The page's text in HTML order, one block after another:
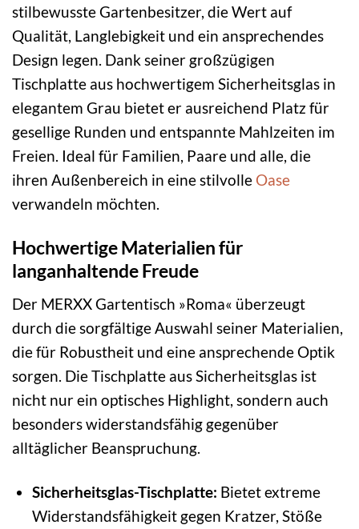
stilbewusste Gartenbesitzer, die Wert auf
Qualität, Langlebigkeit und ein ansprechendes
Design legen. Dank seiner großzügigen
Tischplatte aus hochwertigem Sicherheitsglas in
elegantem Grau bietet er ausreichend Platz für
gesellige Runden und entspannte Mahlzeiten im
Freien. Ideal für Familien, Paare und alle, die
ihren Außenbereich in eine stilvolle Oase
verwandeln möchten.
Hochwertige Materialien für
langanhaltende Freude
Der MERXX Gartentisch »Roma« überzeugt
durch die sorgfältige Auswahl seiner Materialien,
die für Robustheit und eine ansprechende Optik
sorgen. Die Tischplatte aus Sicherheitsglas ist
nicht nur ein optisches Highlight, sondern auch
besonders widerstandsfähig gegenüber
alltäglicher Beanspruchung.
Sicherheitsglas-Tischplatte: Bietet extreme
Widerstandsfähigkeit gegen Kratzer, Stöße